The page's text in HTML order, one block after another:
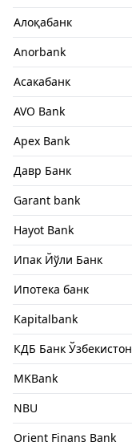
Алоқабанк
Anorbank
Асакабанк
AVO Bank
Apex Bank
Давр Банк
Garant bank
Hayot Bank
Ипак Йўли Банк
Ипотека банк
Kapitalbank
КДБ Банк Ўзбекистон
MKBank
NBU
Orient Finans Bank